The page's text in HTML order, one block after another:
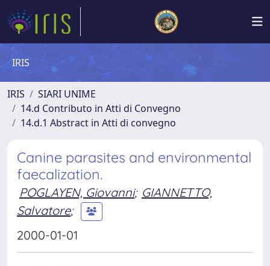
IRIS
IRIS
SIARI UNIME
14.d Contributo in Atti di Convegno
14.d.1 Abstract in Atti di convegno
Canine parasites and environmental
faecalization.
POGLAYEN, Giovanni; GIANNETTO,
Salvatore;
2000-01-01